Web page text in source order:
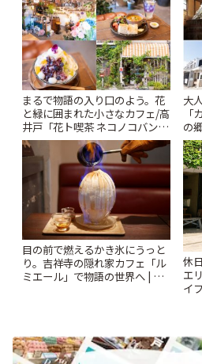
まるで物語の入り口のよう。花
と緑に囲まれた小さなカフェ/高
井戸「花ト喫茶 ネコノコバン」
| ことりっぷ
大
の
♪ |
目の前で燃えるかき氷にうっと
り。吉祥寺の隠れ家カフェ「ル
ミエール」で物語の世界へ | こ
休
エ
イ